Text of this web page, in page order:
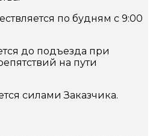
по будням с 9:00
до подъезда при
на пути
силами Заказчика.